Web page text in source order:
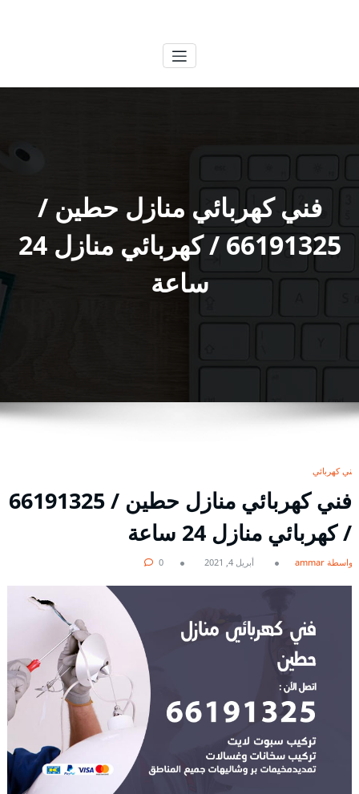
فني كهربائي منازل حطين /
66191325 / كهربائي منازل 24
ساعة
فني كهربائي
فني كهربائي منازل حطين / 66191325
/ كهربائي منازل 24 ساعة
بواسطة ammar أبريل 4, 2021 0